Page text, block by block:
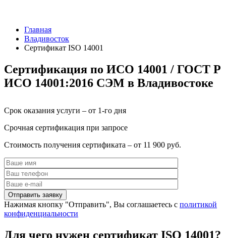
Главная
Владивосток
Сертификат ISO 14001
Сертификация по ИСО 14001 / ГОСТ Р
ИСО 14001:2016 СЭМ в Владивостоке
Срок оказания услуги – от 1-го дня
Срочная сертификация при запросе
Стоимость получения сертификата – от 11 900 руб.
Нажимая кнопку "Отправить", Вы соглашаетесь с политикой
конфиденциальности
Для чего нужен сертификат ISO 14001?